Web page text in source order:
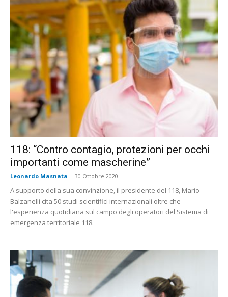
118: “Contro contagio, protezioni per occhi
importanti come mascherine”
Leonardo Masnata - 30 Ottobre 2020
A supporto della sua convinzione, il presidente del 118, Mario
Balzanelli cita 50 studi scientifici internazionali oltre che
l'esperienza quotidiana sul campo degli operatori del Sistema di
emergenza territoriale 118.